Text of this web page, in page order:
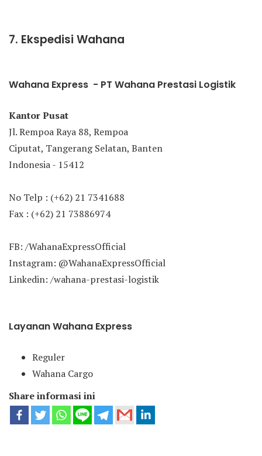
7. Ekspedisi Wahana
Wahana Express - PT Wahana Prestasi Logistik
Kantor Pusat
Jl. Rempoa Raya 88, Rempoa
Ciputat, Tangerang Selatan, Banten
Indonesia - 15412
No Telp : (+62) 21 7341688
Fax : (+62) 21 73886974
FB: /WahanaExpressOfficial
Instagram: @WahanaExpressOfficial
Linkedin: /wahana-prestasi-logistik
Layanan Wahana Express
Reguler
Wahana Cargo
Share informasi ini